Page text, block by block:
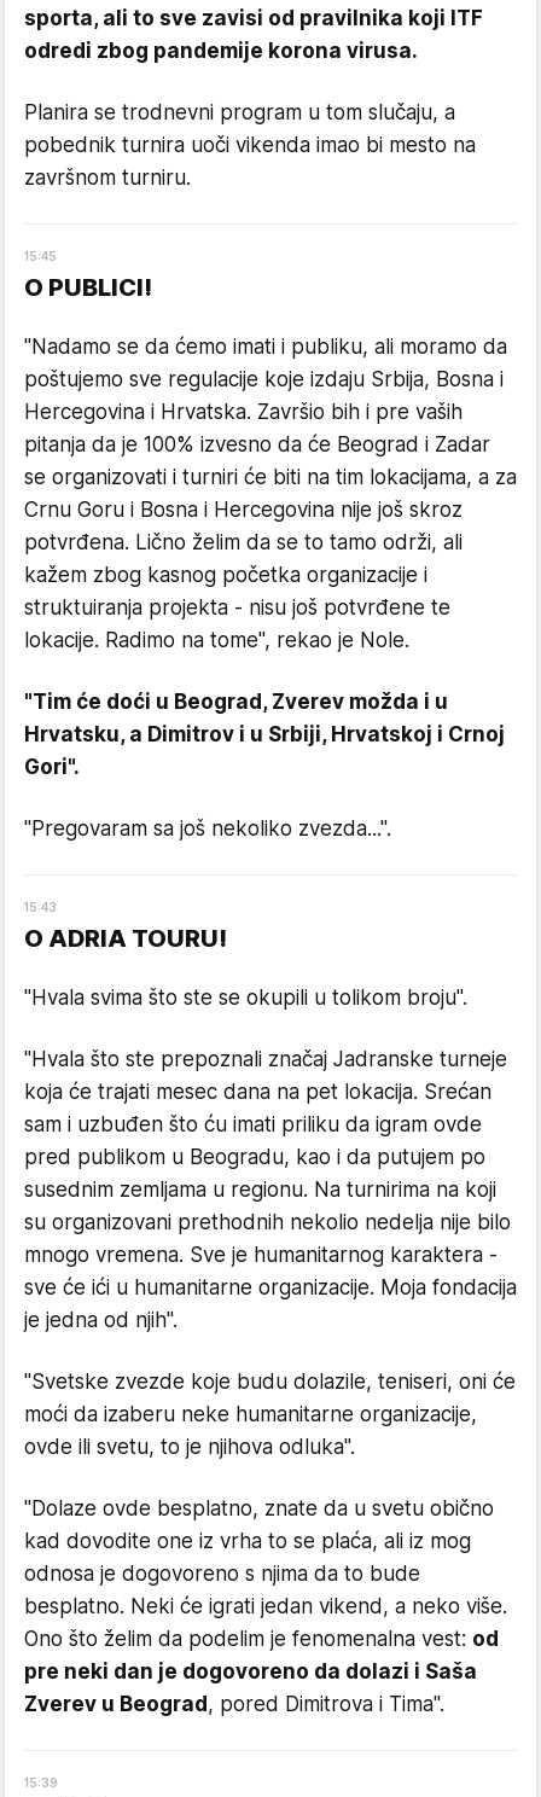
sporta, ali to sve zavisi od pravilnika koji ITF
odredi zbog pandemije korona virusa.
Planira se trodnevni program u tom slučaju, a
pobednik turnira uoči vikenda imao bi mesto na
završnom turniru.
15:45
O PUBLICI!
"Nadamo se da ćemo imati i publiku, ali moramo da
poštujemo sve regulacije koje izdaju Srbija, Bosna i
Hercegovina i Hrvatska. Završio bih i pre vaših
pitanja da je 100% izvesno da će Beograd i Zadar
se organizovati i turniri će biti na tim lokacijama, a za
Crnu Goru i Bosna i Hercegovina nije još skroz
potvrđena. Lično želim da se to tamo održi, ali
kažem zbog kasnog početka organizacije i
struktuiranja projekta - nisu još potvrđene te
lokacije. Radimo na tome", rekao je Nole.
"Tim će doći u Beograd, Zverev možda i u
Hrvatsku, a Dimitrov i u Srbiji, Hrvatskoj i Crnoj
Gori".
"Pregovaram sa još nekoliko zvezda...".
15:43
O ADRIA TOURU!
"Hvala svima što ste se okupili u tolikom broju".
"Hvala što ste prepoznali značaj Jadranske turneje
koja će trajati mesec dana na pet lokacija. Srećan
sam i uzbuđen što ću imati priliku da igram ovde
pred publikom u Beogradu, kao i da putujem po
susednim zemljama u regionu. Na turnirima na koji
su organizovani prethodnih nekolio nedelja nije bilo
mnogo vremena. Sve je humanitarnog karaktera -
sve će ići u humanitarne organizacije. Moja fondacija
je jedna od njih".
"Svetske zvezde koje budu dolazile, teniseri, oni će
moći da izaberu neke humanitarne organizacije,
ovde ili svetu, to je njihova odluka".
"Dolaze ovde besplatno, znate da u svetu obično
kad dovodite one iz vrha to se plaća, ali iz mog
odnosa je dogovoreno s njima da to bude
besplatno. Neki će igrati jedan vikend, a neko više.
Ono što želim da podelim je fenomenalna vest: od
pre neki dan je dogovoreno da dolazi i Saša
Zverev u Beograd, pored Dimitrova i Tima".
15:39